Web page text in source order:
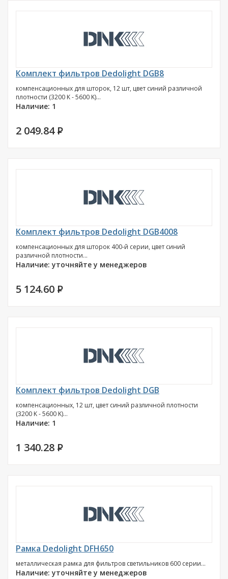
Комплект фильтров Dedolight DGB8
компенсационных для шторок, 12 шт, цвет синий различной
плотности (3200 K - 5600 K)...
Наличие: 1
2 049.84P
Комплект фильтров Dedolight DGB4008
компенсационных для шторок 400-й серии, цвет синий
различной плотности...
Наличие: уточняйте у менеджеров
5 124.60 P
Комплект фильтров Dedolight DGB
компенсационных, 12 шт, цвет синий различной плотности
(3200 K - 5600 K)...
Наличие: 1
1 340.28 P
Рамка Dedolight DFH650
металлическая рамка для фильтров светильников 600 серии...
Наличие: уточняйте у менеджеров